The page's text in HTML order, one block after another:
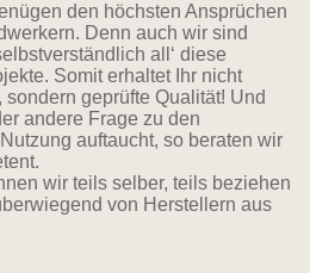
den höchsten Ansprüchen
Denn auch wir sind
all‘ diese
Somit erhaltet Ihr nicht
geprüfte Qualität! Und
andere Frage zu den
auftaucht, so beraten wir
wir teils selber, teils beziehen
von Herstellern aus